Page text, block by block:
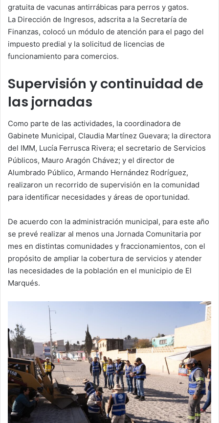
gratuita de vacunas antirrábicas para perros y gatos.
La Dirección de Ingresos, adscrita a la Secretaría de
Finanzas, colocó un módulo de atención para el pago del
impuesto predial y la solicitud de licencias de
funcionamiento para comercios.
Supervisión y continuidad de
las jornadas
Como parte de las actividades, la coordinadora de
Gabinete Municipal, Claudia Martínez Guevara; la directora
del IMM, Lucía Ferrusca Rivera; el secretario de Servicios
Públicos, Mauro Aragón Chávez; y el director de
Alumbrado Público, Armando Hernández Rodríguez,
realizaron un recorrido de supervisión en la comunidad
para identificar necesidades y áreas de oportunidad.
De acuerdo con la administración municipal, para este año
se prevé realizar al menos una Jornada Comunitaria por
mes en distintas comunidades y fraccionamientos, con el
propósito de ampliar la cobertura de servicios y atender
las necesidades de la población en el municipio de El
Marqués.